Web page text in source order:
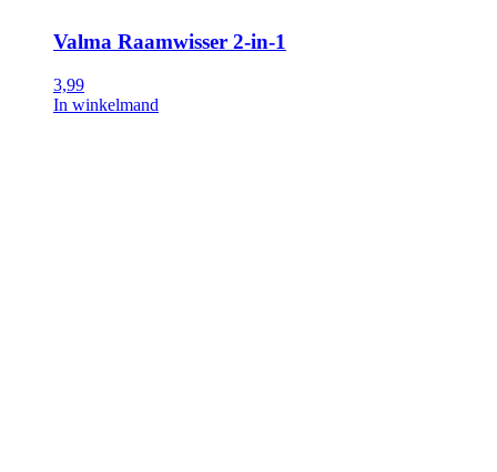
Valma Raamwisser 2-in-1
3,99
In winkelmand